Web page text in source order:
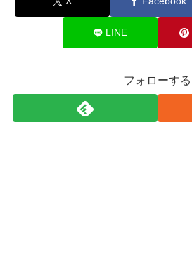
LINE
フォローする